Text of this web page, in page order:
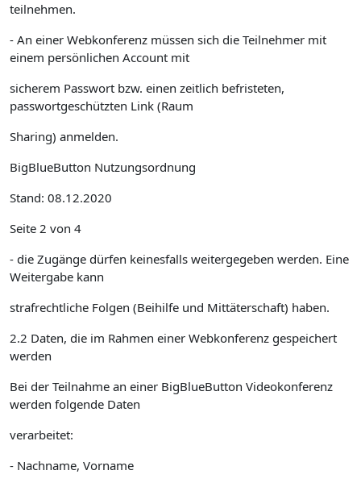
teilnehmen.
- An einer Webkonferenz müssen sich die Teilnehmer mit
einem persönlichen Account mit
sicherem Passwort bzw. einen zeitlich befristeten,
passwortgeschützten Link (Raum
Sharing) anmelden.
BigBlueButton Nutzungsordnung
Stand: 08.12.2020
Seite 2 von 4
- die Zugänge dürfen keinesfalls weitergegeben werden. Eine
Weitergabe kann
strafrechtliche Folgen (Beihilfe und Mittäterschaft) haben.
2.2 Daten, die im Rahmen einer Webkonferenz gespeichert
werden
Bei der Teilnahme an einer BigBlueButton Videokonferenz
werden folgende Daten
verarbeitet:
- Nachname, Vorname